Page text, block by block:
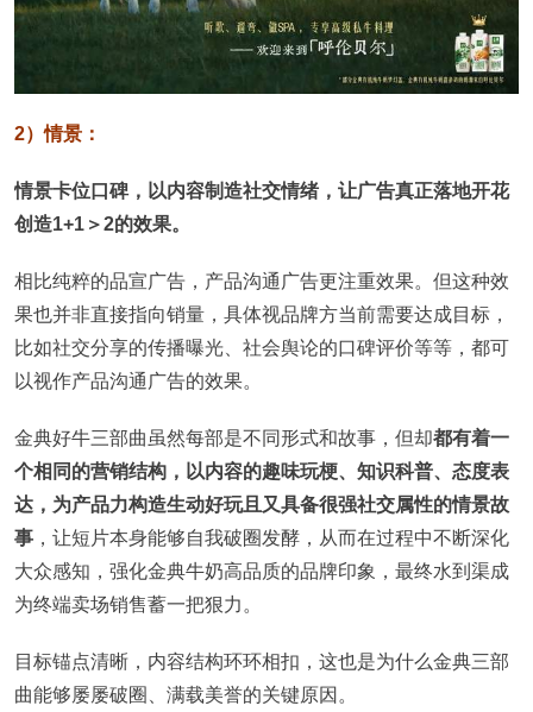
2）情景：
情景卡位口碑，以内容制造社交情绪，让广告真正落地开花
创造1+1＞2的效果。
相比纯粹的品宣广告，产品沟通广告更注重效果。但这种效
果也并非直接指向销量，具体视品牌方当前需要达成目标，
比如社交分享的传播曝光、社会舆论的口碑评价等等，都可
以视作产品沟通广告的效果。
金典好牛三部曲虽然每部是不同形式和故事，但却都有着一
个相同的营销结构，以内容的趣味玩梗、知识科普、态度表
达，为产品力构造生动好玩且又具备很强社交属性的情景故
事 ，让短片本身能够自我破圈发酵，从而在过程中不断深化
大众感知，强化金典牛奶高品质的品牌印象，最终水到渠成
为终端卖场销售蓄一把狠力。
目标锚点清晰，内容结构环环相扣，这也是为什么金典三部
曲能够屡屡破圈、满载美誉的关键原因。